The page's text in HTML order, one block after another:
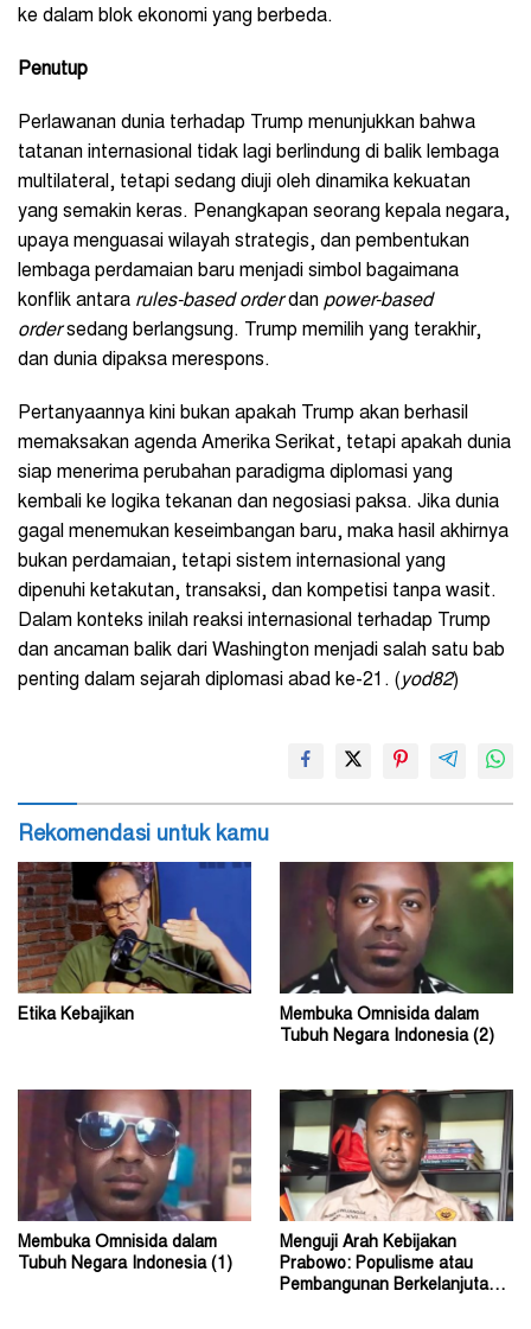
ke dalam blok ekonomi yang berbeda.
Penutup
Perlawanan dunia terhadap Trump menunjukkan bahwa
tatanan internasional tidak lagi berlindung di balik lembaga
multilateral, tetapi sedang diuji oleh dinamika kekuatan
yang semakin keras. Penangkapan seorang kepala negara,
upaya menguasai wilayah strategis, dan pembentukan
lembaga perdamaian baru menjadi simbol bagaimana
konflik antara rules-based orderdan power-based
ordersedang berlangsung. Trump memilih yang terakhir,
dan dunia dipaksa merespons.
Pertanyaannya kini bukan apakah Trump akan berhasil
memaksakan agenda Amerika Serikat, tetapi apakah dunia
siap menerima perubahan paradigma diplomasi yang
kembali ke logika tekanan dan negosiasi paksa. Jika dunia
gagal menemukan keseimbangan baru, maka hasil akhirnya
bukan perdamaian, tetapi sistem internasional yang
dipenuhi ketakutan, transaksi, dan kompetisi tanpa wasit.
Dalam konteks inilah reaksi internasional terhadap Trump
dan ancaman balik dari Washington menjadi salah satu bab
penting dalam sejarah diplomasi abad ke-21. (yod82)
Rekomendasi untuk kamu
Etika Kebajikan
Membuka Omnisida dalam
Tubuh Negara Indonesia (2)
Membuka Omnisida dalam
Tubuh Negara Indonesia (1)
Menguji Arah Kebijakan
Prabowo: Populisme atau
Pembangunan Berkelanjutan?